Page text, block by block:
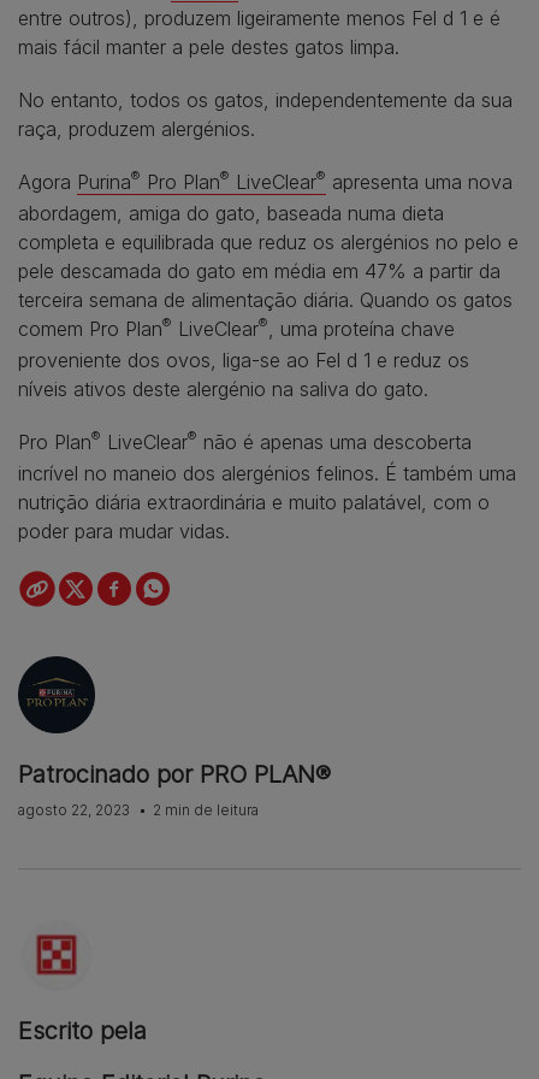
entre outros), produzem ligeiramente menos Fel d 1 e é
mais fácil manter a pele destes gatos limpa.
No entanto, todos os gatos, independentemente da sua
raça, produzem alergénios.
Agora Purina® Pro Plan® LiveClear® apresenta uma nova
abordagem, amiga do gato, baseada numa dieta
completa e equilibrada que reduz os alergénios no pelo e
pele descamada do gato em média em 47% a partir da
terceira semana de alimentação diária. Quando os gatos
comem Pro Plan® LiveClear®
, uma proteína chave
proveniente dos ovos, liga-se ao Fel d 1 e reduz os
níveis ativos deste alergénio na saliva do gato.
Pro Plan® LiveClear® não é apenas uma descoberta
incrível no maneio dos alergénios felinos. É também uma
nutrição diária extraordinária e muito palatável, com o
poder para mudar vidas.
Patrocinado por PRO PLAN®
agosto 22, 2023 2 min de leitura
Escrito pela